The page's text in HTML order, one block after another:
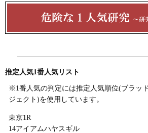
推定人気1番人気リスト
※1番人気の判定には推定人気順位(ブラッ
ジェクト)を使用しています。
東京1R
14アイアムハヤスギル